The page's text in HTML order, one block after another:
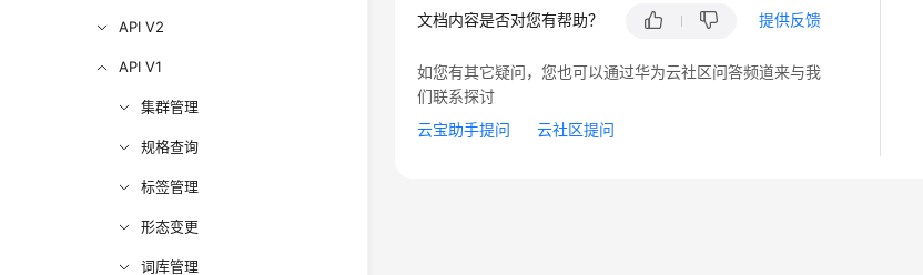
API V2
API V1
集群管理
规格查询
标签管理
形态变更
词库管理
文档内容是否对您有帮助？ 提供反馈
如您有其它疑问，您也可以通过华为云社区问答频道来与我
们联系探讨
云宝助手提问
云社区提问